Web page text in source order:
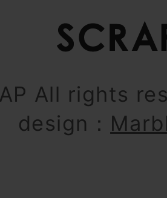
All rights
design：